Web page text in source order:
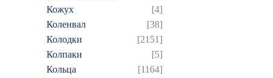
Кожух
[4]
Коленвал
[38]
Колодки
[2151]
Колпаки
[5]
Кольца
[1164]